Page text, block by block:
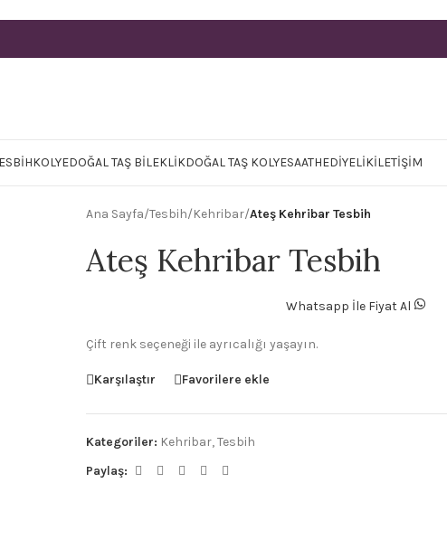
KOLYEDOĞAL TAŞ BILEKLIKDOĞAL TAŞ KOLYESAATHEDIYELIKİLETIŞIM
Ana Sayfa/Tesbih/Kehribar/Ateş Kehribar Tesbih
Ateş Kehribar Tesbih
Whatsapp İle Fiyat Al
Çift renk seçeneği ile ayrıcalığı yaşayın.
Karşılaştır Favorilere ekle
Kategoriler: Kehribar,Tesbih
Paylaş: